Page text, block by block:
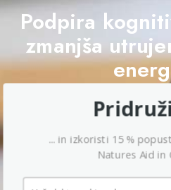
Podpira
zmanjša
NA
... in izkoristi 15 %
Natures Aid in